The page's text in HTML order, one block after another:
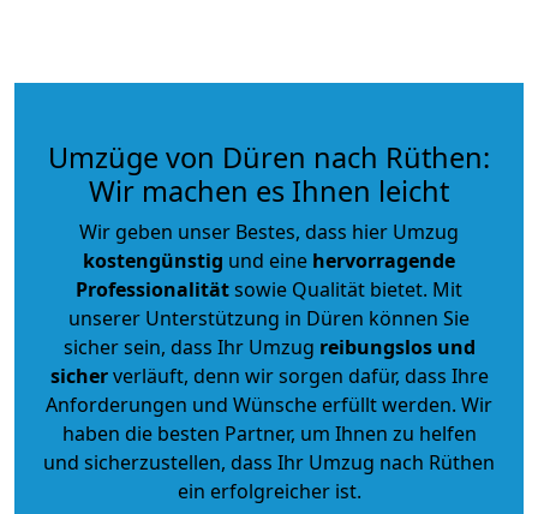
Umzüge von Düren nach Rüthen:
Wir machen es Ihnen leicht
Wir geben unser Bestes, dass hier Umzug
kostengünstig und eine hervorragende
Professionalitätsowie Qualität bietet. Mit
unserer Unterstützung in Düren können Sie
sicher sein, dass Ihr Umzug reibungslos und
sicherverläuft, denn wir sorgen dafür, dass Ihre
Anforderungen und Wünsche erfüllt werden. Wir
haben die besten Partner, um Ihnen zu helfen
und sicherzustellen, dass Ihr Umzug nach Rüthen
ein erfolgreicher ist.